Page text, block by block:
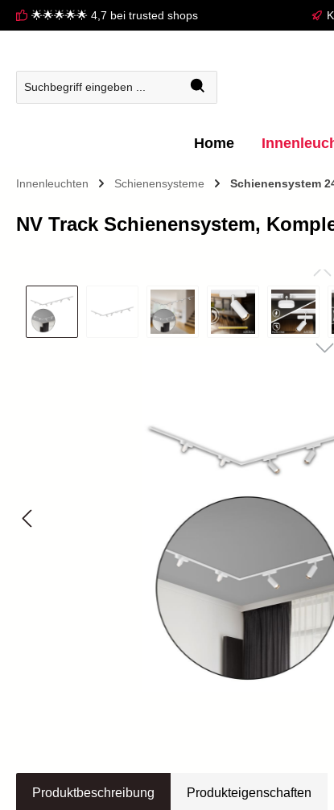
Zur Hauptnavigation springen
🌟🌟🌟🌟🌟 4,7 bei trusted shops
Home
Innenleuchten Schienensysteme Schienensystem
NV Track Schienensystem,
Bildergalerie überspringen
Produktbeschreibung Produkteigenschaften